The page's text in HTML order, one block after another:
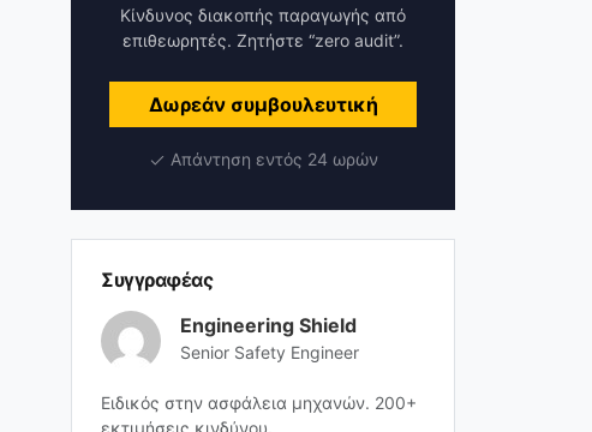
Κίνδυνος διακοπής παραγωγής από
επιθεωρητές. Ζητήστε “zero audit”.
Δωρεάν συμβουλευτική
Απάντηση εντός 24 ωρών
Συγγραφέας
Engineering Shield
Senior Safety Engineer
Ειδικός στην ασφάλεια μηχανών. 200+
εκτιμήσεις κινδύνου.